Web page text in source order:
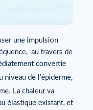
une impulsion
au travers de
convertie
niveau de l’épiderme,
La chaleur va
élastique existant, et